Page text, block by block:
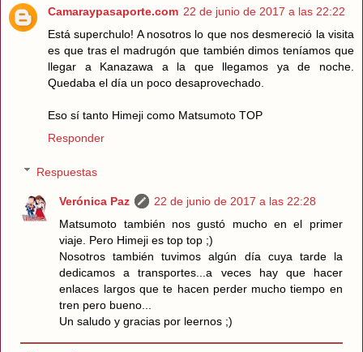
Camaraypasaporte.com 22 de junio de 2017 a las 22:22
Está superchulo! A nosotros lo que nos desmereció la visita
es que tras el madrugón que también dimos teníamos que
llegar a Kanazawa a la que llegamos ya de noche.
Quedaba el día un poco desaprovechado.
Eso sí tanto Himeji como Matsumoto TOP
Responder
Respuestas
Verónica Paz
22 de junio de 2017 a las 22:28
Matsumoto también nos gustó mucho en el primer
viaje. Pero Himeji es top top ;)
Nosotros también tuvimos algún día cuya tarde la
dedicamos a transportes...a veces hay que hacer
enlaces largos que te hacen perder mucho tiempo en
tren pero bueno...
Un saludo y gracias por leernos ;)